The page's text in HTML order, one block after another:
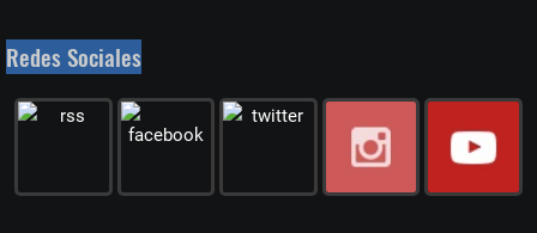
Redes Sociales